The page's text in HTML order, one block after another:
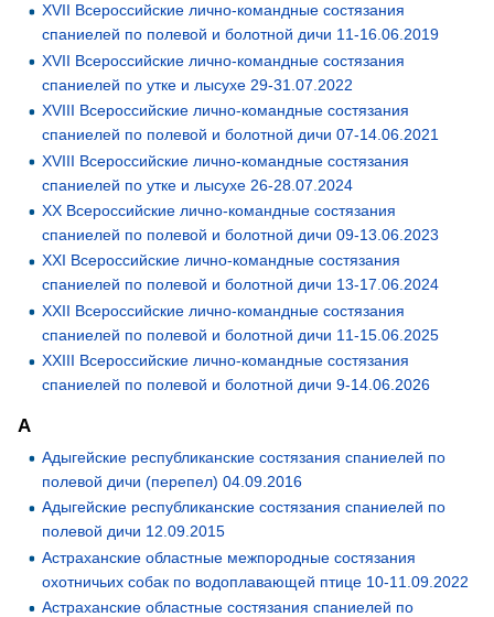
XVII Всероссийские лично-командные состязания
спаниелей по полевой и болотной дичи 11-16.06.2019
XVII Всероссийские лично-командные состязания
спаниелей по утке и лысухе 29-31.07.2022
XVIII Всероссийские лично-командные состязания
спаниелей по полевой и болотной дичи 07-14.06.2021
XVIII Всероссийские лично-командные состязания
спаниелей по утке и лысухе 26-28.07.2024
XX Всероссийские лично-командные состязания
спаниелей по полевой и болотной дичи 09-13.06.2023
XXI Всероссийские лично-командные состязания
спаниелей по полевой и болотной дичи 13-17.06.2024
XXII Всероссийские лично-командные состязания
спаниелей по полевой и болотной дичи 11-15.06.2025
XXIII Всероссийские лично-командные состязания
спаниелей по полевой и болотной дичи 9-14.06.2026
А
Адыгейские республиканские состязания спаниелей по
полевой дичи (перепел) 04.09.2016
Адыгейские республиканские состязания спаниелей по
полевой дичи 12.09.2015
Астраханские областные межпородные состязания
охотничьих собак по водоплавающей птице 10-11.09.2022
Астраханские областные состязания спаниелей по